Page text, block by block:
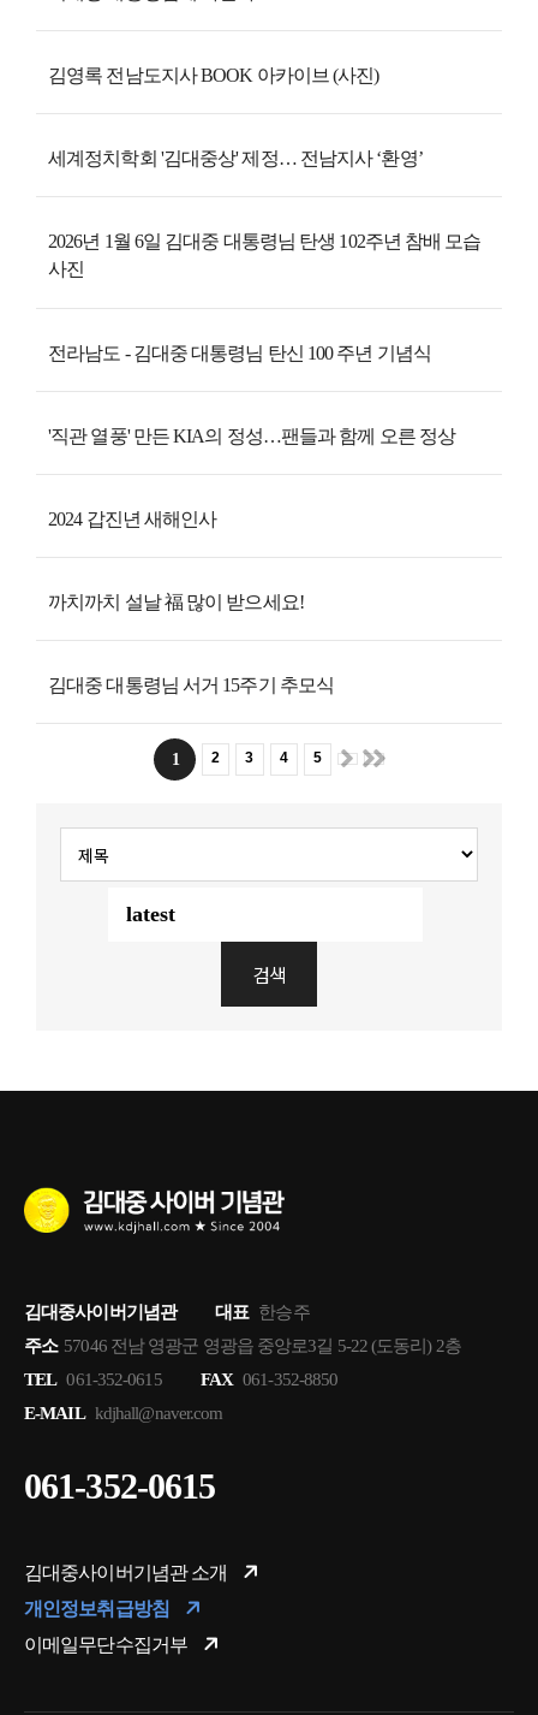
김영록 전남도지사 BOOK 아카이브 (사진)
세계정치학회 '김대중상' 제정… 전남지사 ‘환영’
2026년 1월 6일 김대중 대통령님 탄생 102주년 참배 모습
사진
전라남도 - 김대중 대통령님 탄신 100 주년 기념식
'직관 열풍' 만든 KIA의 정성…팬들과 함께 오른 정상
2024 갑진년 새해인사
까치까치 설날 福 많이 받으세요!
김대중 대통령님 서거 15주기 추모식
1 2 3 4 5
검색
김대중사이버기념관 대표 한승주
주소 57046 전남 영광군 영광읍 중앙로3길 5-22 (도동리) 2층
TEL 061-352-0615 FAX 061-352-8850
E-MAIL kdjhall@naver.com
061-352-0615
김대중사이버기념관 소개
개인정보취급방침
이메일무단수집거부